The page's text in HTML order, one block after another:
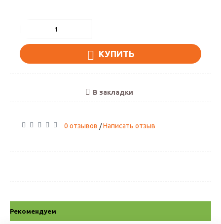
КУПИТЬ
В закладки
0 отзывов /Написать отзыв
Рекомендуем